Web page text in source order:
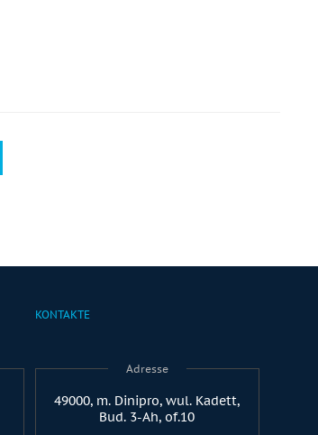
KONTAKTE
Adresse
49000, m. Dinipro, wul. Kadett,
Bud. 3-Ah, of.10